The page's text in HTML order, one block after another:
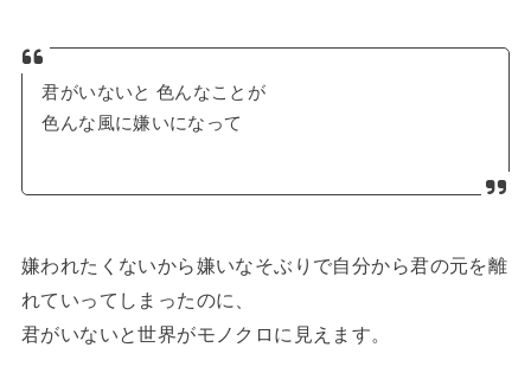
君がいないと 色んなことが
色んな風に嫌いになって
嫌われたくないから嫌いなそぶりで自分から君の元を離
れていってしまったのに、
君がいないと世界がモノクロに見えます。